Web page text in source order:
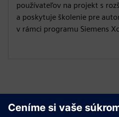
používateľov na projekt s
a poskytuje školenie pre
v rámci programu Siemens